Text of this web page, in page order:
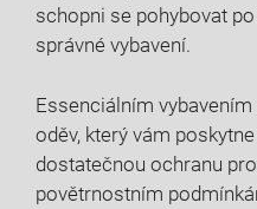
schopni se ‍pohybovat
⁢správné‌ vybavení.
Essenciálním
oděv, který vám
dostatečnou ochranu
‌povětrnostním